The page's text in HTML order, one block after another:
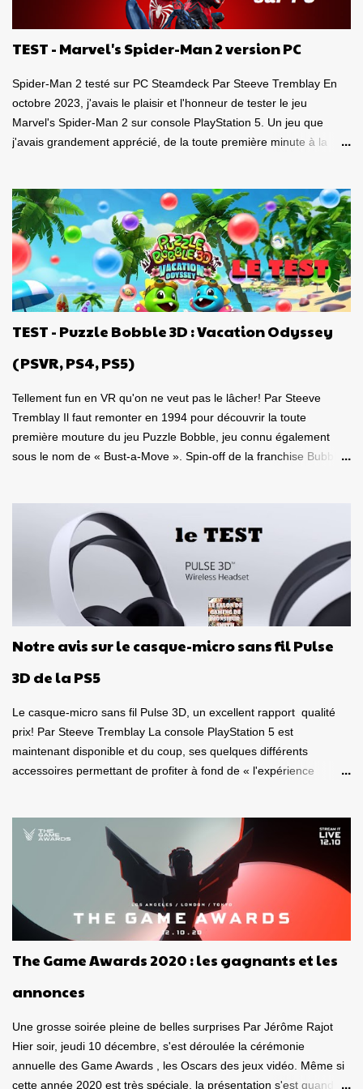
TEST - Marvel's Spider-Man 2 version PC
Spider-Man 2 testé sur PC Steamdeck Par Steeve Tremblay En
octobre 2023, j'avais le plaisir et l'honneur de tester le jeu
Marvel's Spider-Man 2 sur console PlayStation 5. Un jeu que
j'avais grandement apprécié, de la toute première minute à la
Pour revoir mon test, c'est par ici . Lorsque PlayStation Canada
nous a contacté il y a deux semaines pour faire le test de la
version PC, laquelle a vu le jour le 30 janvier dernier, je me suis
tout de suite dit : Ça serait génial d'y retourner, mais de façon
portable! Ouiiii, vous l'aurez deviné, je suis plongé dans le test de
Marvel's Spider-Man 2 PC sur la portable de Valve, ma
Steamdeck . Je me suis dit que puisque le premier volet, ainsi
que l'aventure Miles Morales sont approuvés 100% par Valve
pour la compatibilité St...
TEST - Puzzle Bobble 3D : Vacation Odyssey
(PSVR, PS4, PS5)
Tellement fun en VR qu'on ne veut pas le lâcher! Par Steeve
Tremblay Il faut remonter en 1994 pour découvrir la toute
première mouture du jeu Puzzle Bobble, jeu connu également
sous le nom de « Bust-a-Move ». Spin-off de la franchise Bubble
joueurs à travers le monde. Mais là, la franchise vient d'atteindre
un sommet, de prendre une tangente inattendue, soit celle de la
réalité virtuelle! Oui, Puzzle Bobble 3D: Vacation Odyssey peut se
jouer de façon classique sur un téléviseur, mais il peut également
se jouer en VR sur une console de Sony! C'est d'ailleurs sur une
version PlayStation VR à laquelle je me suis attardé. Un jeu de
toute nouvelle itération est évidemment comme tous les autres
jeu de la franchise, soit de regrouper au minimum trois billes de
Notre avis sur le casque-micro sans fil Pulse
3D de la PS5
Le casque-micro sans fil Pulse 3D, un excellent rapport qualité
prix! Par Steeve Tremblay La console PlayStation 5 est
maintenant disponible et du coup, ses quelques différents
accessoires permettant de profiter à fond de « l'expérience
télécommande multimédia , deux appareils destinés à la
PlayStation 5 . Est-ce de bons produits? La qualité est-elle au
rendez-vous? Ça vaut le coup? Voici tout d'abord mon avis sur le
casque-micro sans fil Pulse 3D. Dans un autre article qui paraîtra
dans les prochains jours, je vous donnerai mon avis sur la
télécommande. Caque-micro sans fil Pulse 3D Le casque est plus
look , entièrement vêtu de noir et de blanc. Son poids est bon,
The Game Awards 2020 : les gagnants et les
annonces
Une grosse soirée pleine de belles surprises Par Jérôme Rajot
Hier soir, jeudi 10 décembre, s'est déroulée la cérémonie
annuelle des Game Awards , les Oscars des jeux vidéo. Même si
cette année 2020 est très spéciale, la présentation s'est quand